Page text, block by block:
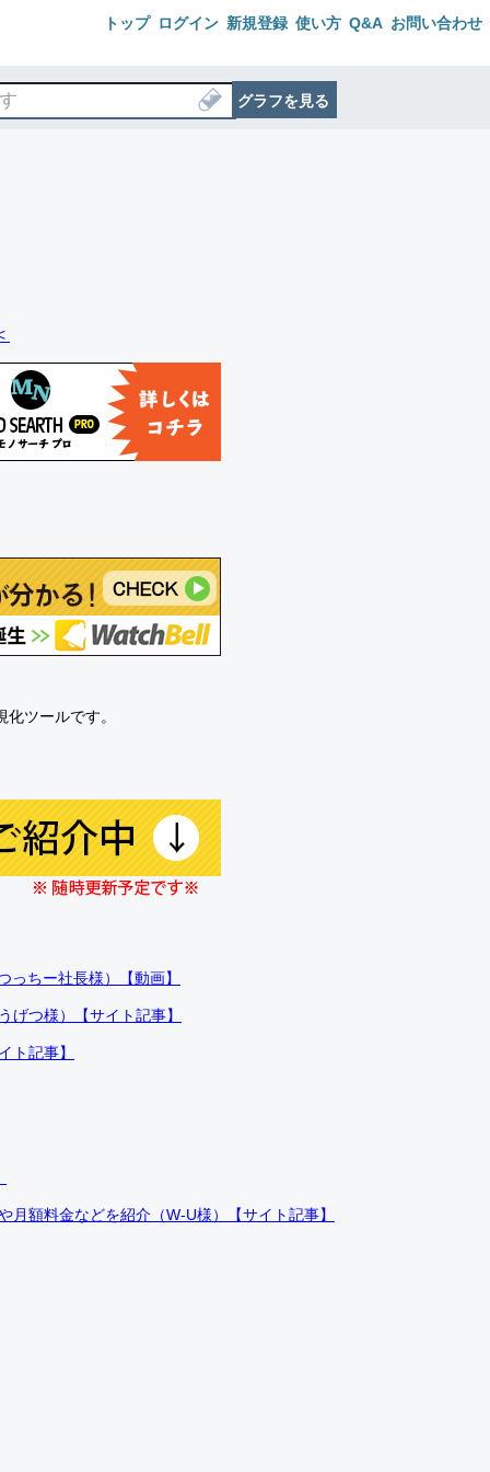
トップ ログイン 新規登録 使い方 Q&A お問い合わせ
グラフを見る
ツールです。
ちー社長様）【動画】
げつ様）【サイト記事】
ト記事】
額料金などを紹介（W-U様）【サイト記事】